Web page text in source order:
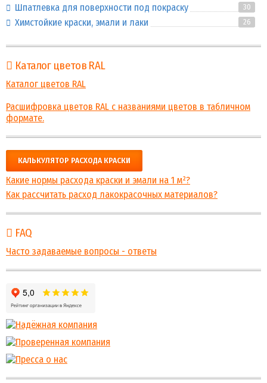
Шпатлевка для поверхности под покраску 30
Химстойкие краски, эмали и лаки 26
Каталог цветов RAL
Каталог цветов RAL
Расшифровка цветов RAL с названиями цветов в табличном
формате.
КАЛЬКУЛЯТОР РАСХОДА КРАСКИ
Какие нормы расхода краски и эмали на 1 м²?
Как рассчитать расход лакокрасочных материалов?
FAQ
Часто задаваемые вопросы - ответы